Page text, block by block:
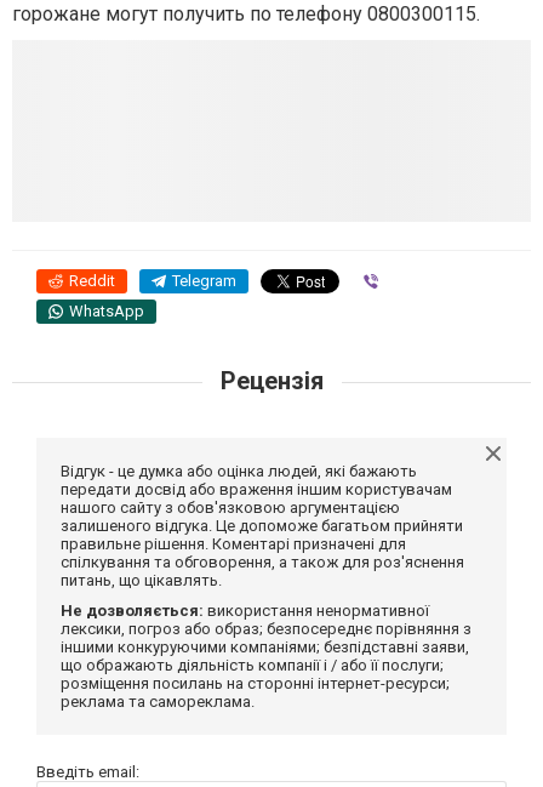
горожане могут получить по телефону 0800300115.
Reddit Telegram
WhatsApp
Рецензія
Відгук - це думка або оцінка людей, які бажають
передати досвід або враження іншим користувачам
нашого сайту з обов'язковою аргументацією
залишеного відгука. Це допоможе багатьом прийняти
правильне рішення. Коментарі призначені для
спілкування та обговорення, а також для роз'яснення
питань, що цікавлять.
Не дозволяється: використання ненормативної
лексики, погроз або образ; безпосереднє порівняння з
іншими конкуруючими компаніями; безпідставні заяви,
що ображають діяльність компанії і / або її послуги;
розміщення посилань на сторонні інтернет-ресурси;
реклама та самореклама.
Введіть email: